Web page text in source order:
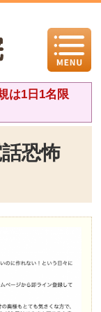
は1日1名限
恐怖